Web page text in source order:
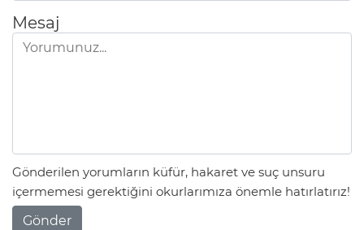
Mesaj
Gönderilen yorumların küfür, hakaret ve suç unsuru
içermemesi gerektiğini okurlarımıza önemle hatırlatırız!
Gönder